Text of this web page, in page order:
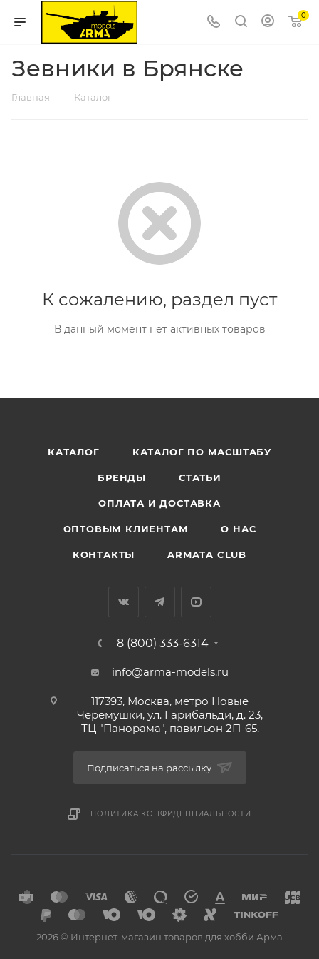
0
Зевники в Брянске
Главная — Каталог
К сожалению, раздел пуст
В данный момент нет активных товаров
КАТАЛОГ КАТАЛОГ ПО МАСШТАБУ
БРЕНДЫ СТАТЬИ
ОПЛАТА И ДОСТАВКА
ОПТОВЫМ КЛИЕНТАМ О НАС
КОНТАКТЫ ARMATA CLUB
8 (800) 333-6314
info@arma-models.ru
117393, Москва, метро Новые
Черемушки, ул. Гарибальди, д. 23,
ТЦ "Панорама", павильон 2П-65.
Подписаться на рассылку
ПОЛИТИКА КОНФИДЕНЦИАЛЬНОСТИ
2026 © Интернет-магазин товаров для хобби Арма